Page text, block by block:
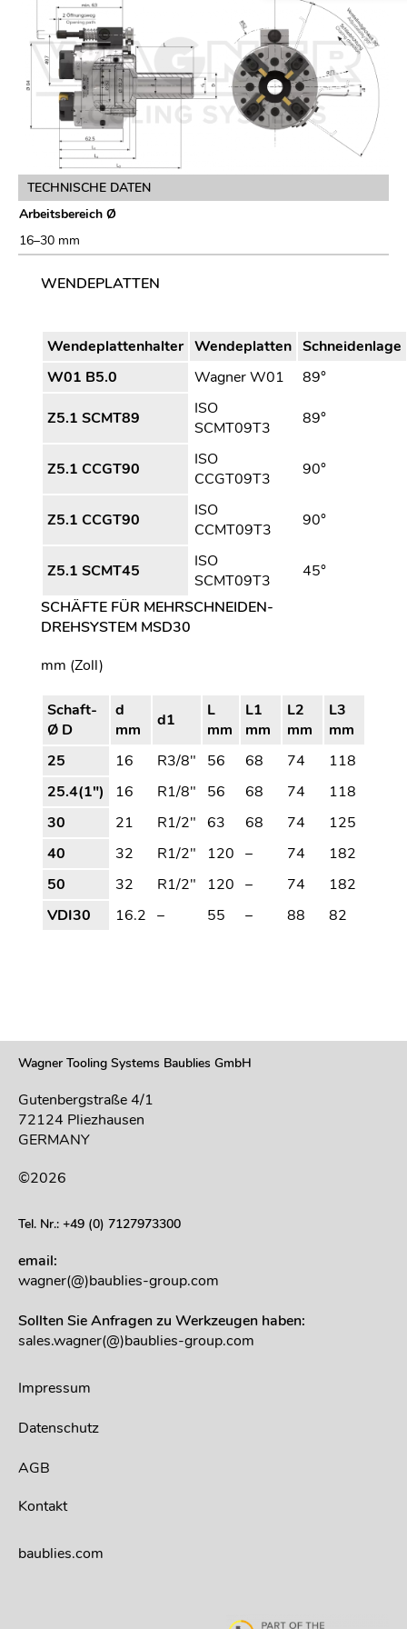
TECHNISCHE DATEN
Arbeitsbereich Ø
16–30 mm
WENDEPLATTEN
Wendeplattenhalter Wendeplatten Schneidenlage
W01 B5.0
Wagner W01 89°
Z5.1 SCMT89
ISO
SCMT09T3
89°
Z5.1 CCGT90
ISO
CCGT09T3
90°
Z5.1 CCGT90
ISO
CCMT09T3
90°
Z5.1 SCMT45
ISO
SCMT09T3
45°
SCHÄFTE FÜR MEHRSCHNEIDEN-
DREHSYSTEM MSD30
mm (Zoll)
Schaft-
Ø D
d
mm
d1
L
mm
L1
mm
L2
mm
L3
mm
25
16 R3/8" 56 68 74
118
25.4(1")
16 R1/8" 56 68 74
118
30
21 R1/2" 63 68 74
125
40
32 R1/2" 120 – 74
182
50
32 R1/2" 120 – 74
182
VDI30
16.2 – 55 – 88 82
Wagner Tooling Systems Baublies GmbH
Gutenbergstraße 4/1
72124 Pliezhausen
GERMANY
©2026
Tel. Nr.: +49 (0) 7127973300
email:
wagner(@)baublies-group.com
Sollten Sie Anfragen zu Werkzeugen haben:
sales.wagner(@)baublies-group.com
Impressum
Datenschutz
AGB
Kontakt
baublies.com